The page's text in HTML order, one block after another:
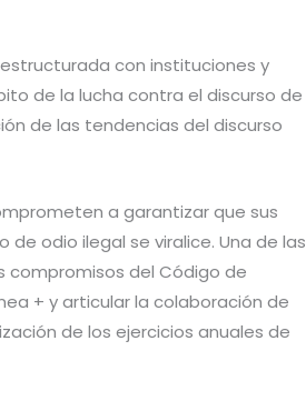
con instituciones y
de la lucha contra el discurso de
de las tendencias del discurso
a garantizar que sus
odio ilegal se viralice. Una de las
compromisos del Código de
+ y articular la colaboración de
de los ejercicios anuales de